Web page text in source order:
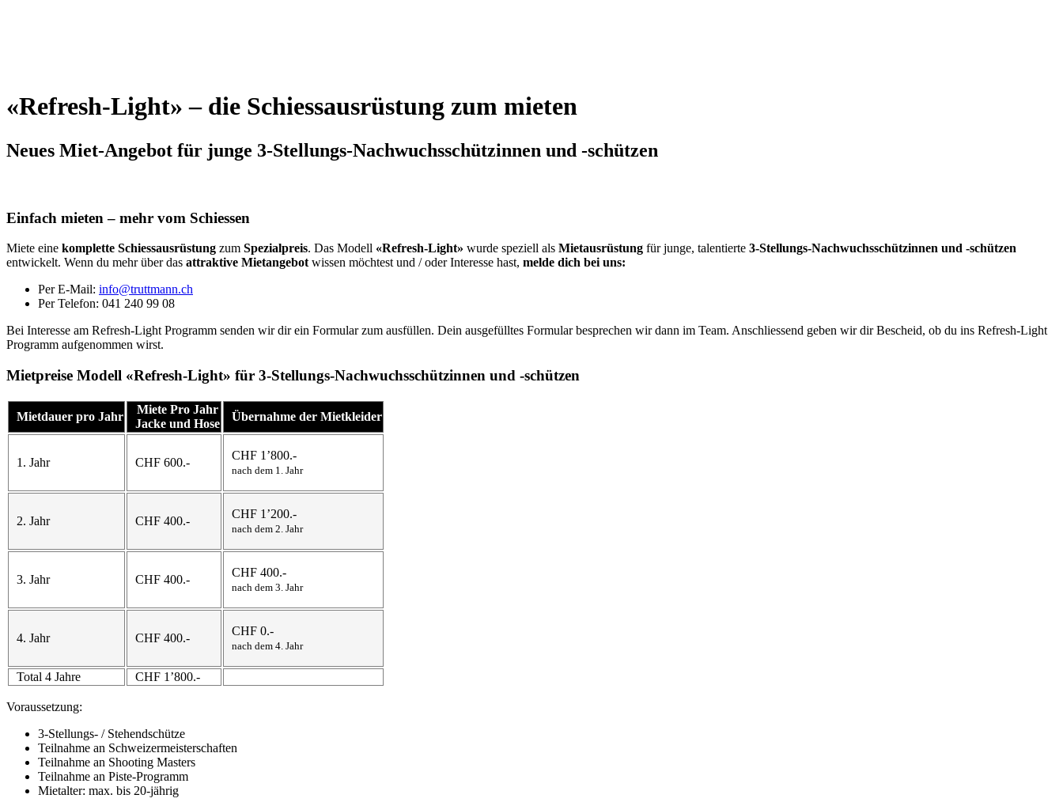
«Refresh-Light» – die Schiessausrüstung zum mieten
Neues Miet-Angebot für junge 3-Stellungs-Nachwuchsschützinnen und -schützen
Einfach mieten – mehr vom Schiessen
Miete eine komplette Schiessausrüstung zum Spezialpreis. Das Modell «Refresh-Light» wurde speziell als Mietausrüstung für junge, talentierte 3-Stellungs-Nachwuchsschützinnen und -schützen
entwickelt. Wenn du mehr über das attraktive Mietangebot wissen möchtest und / oder Interesse hast, melde dich bei uns:
Per E-Mail: hc.nnamtturt@ofni
Per Telefon: 041 240 99 08
Bei Interesse am Refresh-Light Programm senden wir dir ein Formular zum ausfüllen. Dein ausgefülltes Formular besprechen wir dann im Team. Anschliessend geben wir dir Bescheid, ob du ins Refresh-Light
Programm aufgenommen wirst.
Mietpreise Modell «Refresh-Light» für 3-Stellungs-Nachwuchsschützinnen und -schützen
Mietdauer pro Jahr
Miete Pro Jahr
Jacke und Hose
Übernahme der Mietkleider
1. Jahr CHF 600.-
CHF 1’800.-
nach dem 1. Jahr
2. Jahr CHF 400.-
CHF 1’200.-
nach dem 2. Jahr
3. Jahr CHF 400.-
CHF 400.-
nach dem 3. Jahr
4. Jahr CHF 400.-
CHF 0.-
nach dem 4. Jahr
Total 4 Jahre CHF 1’800.-
Voraussetzung:
3-Stellungs- / Stehendschütze
Teilnahme an Schweizermeisterschaften
Teilnahme an Shooting Masters
Teilnahme an Piste-Programm
Mietalter: max. bis 20-jährig